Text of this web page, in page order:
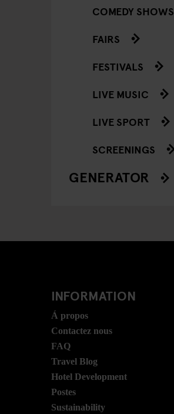
COMEDY SHOWS
FAIRS
FESTIVALS
LIVE MUSIC
LIVE SPORT
SCREENINGS
GENERATOR
INFORMATION
Á propos
Contactez nous
FAQ
Travel Blog
Hotel Development
Postes
Sustainability